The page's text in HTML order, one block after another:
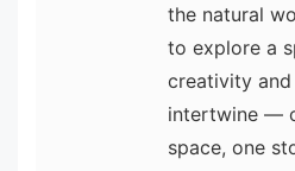
the natural
to explore a
creativity
intertwine —
space, one